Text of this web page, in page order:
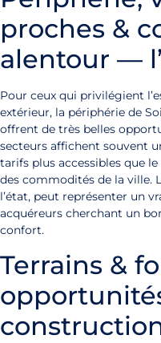
proches &
alentour —
Pour ceux qui privilégient
extérieur, la périphérie de
offrent de très belles
secteurs affichent souvent
tarifs plus accessibles que
des commodités de la ville.
l’état, peut représenter un
acquéreurs cherchant un
confort.
Terrains &